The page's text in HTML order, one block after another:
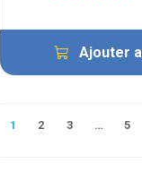
Ajouter
1 2 3 … 5